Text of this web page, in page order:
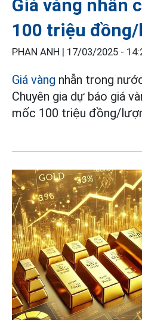
Giá vàng nhẫn
100 triệu
PHAN ANH | 17/03/2025 -
Giá vàng nhẫn trong
Chuyên gia dự báo giá
mốc 100 triệu đồng/